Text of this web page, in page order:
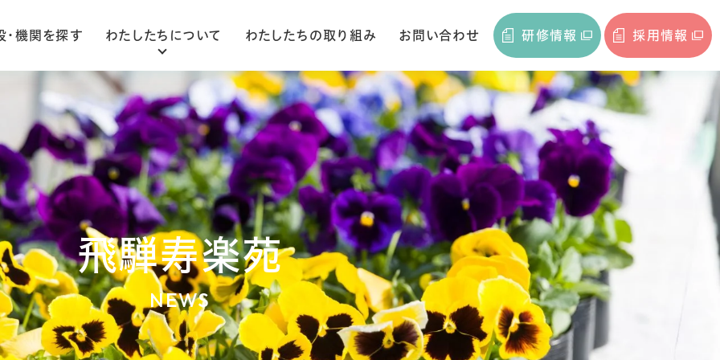
・機関を探す わたしたちについて
ごあいさつ
法人概要
組織図
わたしたちの取り組み お問い合わせ 研修情報 採用情報
飛騨寿楽苑
NEWS